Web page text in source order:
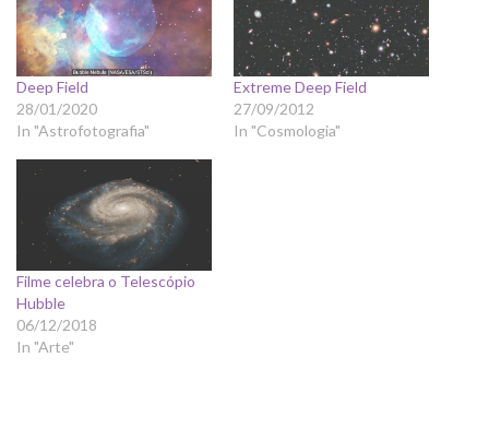
Deep Field
28/01/2020
In "Astrofotografia"
Extreme Deep Field
27/09/2012
In "Cosmologia"
Filme celebra o Telescópio
Hubble
06/12/2018
In "Arte"